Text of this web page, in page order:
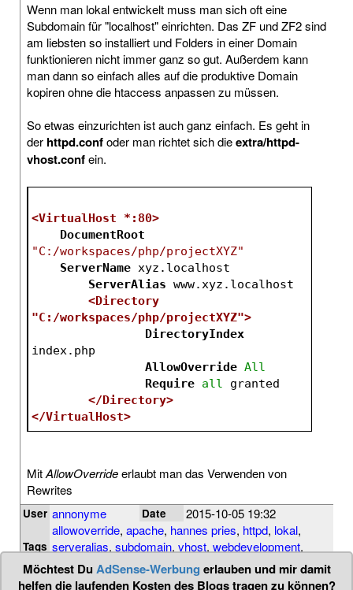
Wenn man lokal entwickelt muss man sich oft eine
Subdomain für "localhost" einrichten. Das ZF und ZF2 sind
am liebsten so installiert und Folders in einer Domain
funktionieren nicht immer ganz so gut. Außerdem kann
man dann so einfach alles auf die produktive Domain
kopiren ohne die htaccess anpassen zu müssen.
So etwas einzurichten ist auch ganz einfach. Es geht in
der httpd.confoder man richtet sich dieextra/httpd-
vhost.confein.
<VirtualHost *:80>
DocumentRoot
"C:/workspaces/php/projectXYZ"
ServerName xyz.localhost
ServerAlias www.xyz.localhost
<Directory
"C:/workspaces/php/projectXYZ">
DirectoryIndex
index.php
AllowOverride All
Require all granted
</Directory>
</VirtualHost>
MitAllowOverrideerlaubt man das Verwenden von
Rewrites
User annonyme Date 2015-10-05 19:32
Tags
allowoverride, apache, hannes pries, httpd, lokal,
serveralias, subdomain, vhost, webdevelopment,
webentlicklung
zend framework zf2
Möchtest DuAdSense-Werbung erlauben und mir damit
helfen die laufenden Kosten des Blogs tragen zu können?